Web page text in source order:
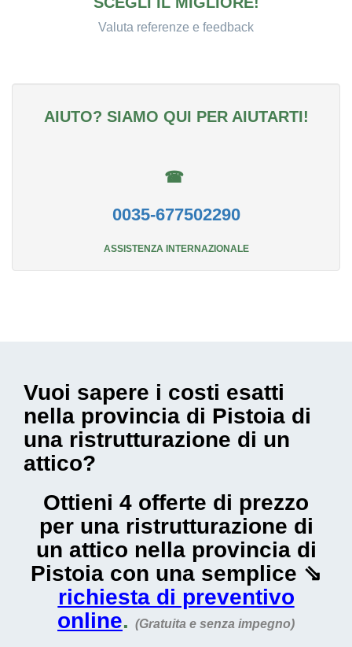
Valuta referenze e feedback
AIUTO? SIAMO QUI PER AIUTARTI!
☎
0035-677502290
ASSISTENZA INTERNAZIONALE
Vuoi sapere i costi esatti
nella provincia di Pistoia di
una ristrutturazione di un
attico?
Ottieni 4 offerte di prezzo
per una ristrutturazione di
un attico nella provincia di
Pistoia con una semplice ⇘
richiesta di preventivo
online. (Gratuita e senza impegno)